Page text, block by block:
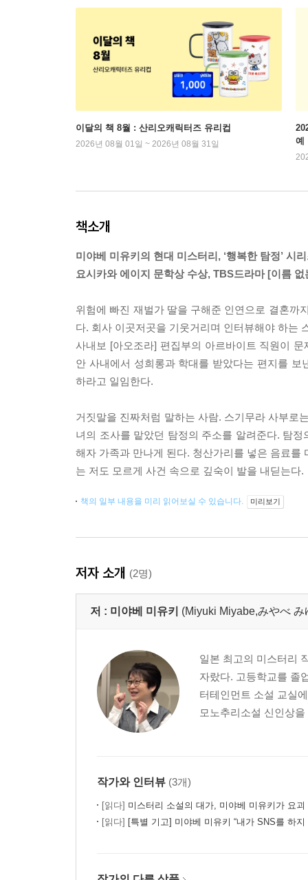
이달의 책 8월 : 산리오캐릭터즈 유리컵
2026년 08월 01일 ~ 2026년 08월 31일
예
책소개
미야베 미유키의 현대 미스터리, ‘행복한 탐정’ 시
요시카와 에이지 문학상 수상, TBS드라마 [이름 없
위험에 빠진 재벌가 딸을 구해준 인연으로 결혼까
다. 회사 이곳저곳을 기웃거리며 인터뷰해야 하는
사내보 [아오조라] 편집부의 아르바이트 직원이
안 사내에서 성희롱과 학대를 받았다는 편지를
하라고 일임한다.
거짓말을 진짜처럼 말하는 사람. 스기무라 사부로
녀의 조사를 맡았던 탐정의 주소를 알려준다. 탐
해자 가족과 만나게 된다. 청산가리를 넣은 음료
는 저도 모르게 사건 속으로 깊숙이 발을 내딛는다.
책의 일부 내용을 미리 읽어보실 수 있습니다. 미리보기
저자 소개 (2명)
저 : 미야베 미유키 (Miyuki Miyabe,みやべ
일본 최고의 미스터리
자랐다. 고등학교를 졸
터테인먼트 소설 교실
모노추리소설 신인상
작가와 인터뷰 (3개)
[읽다] 미스터리 소설의 대가, 미야베 미유키가 요
[읽다] [특별 기고] 미야베 미유키 “내가 SNS를 하지